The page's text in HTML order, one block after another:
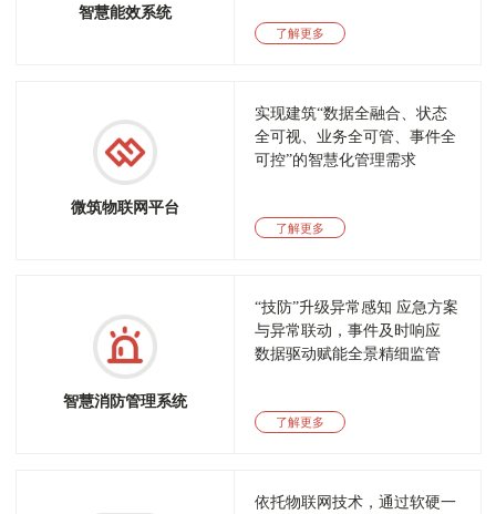
智慧能效系统
了解更多
微筑物联网平台
实现建筑“数据全融合、状态
全可视、业务全可管、事件全
可控”的智慧化管理需求
了解更多
智慧消防管理系统
“技防”升级异常感知 应急方案
与异常联动，事件及时响应
数据驱动赋能全景精细监管
了解更多
依托物联网技术，通过软硬一